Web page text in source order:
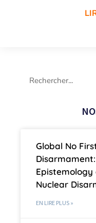
Global No
Nuclear
EN LIRE PLUS »